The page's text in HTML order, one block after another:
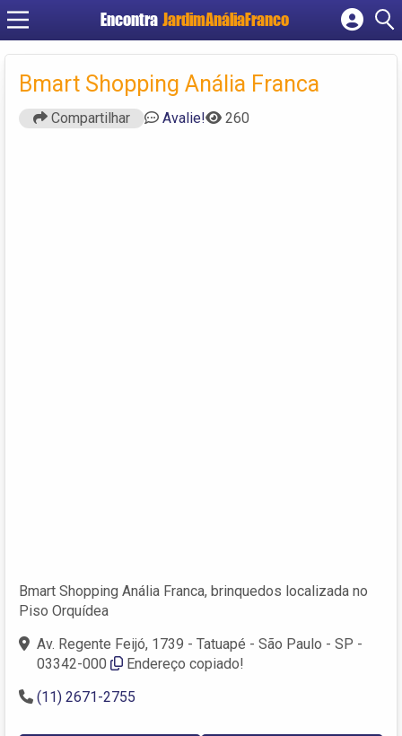
Encontra JardimAnáliaFranco
Cadastrar empresa
Criar conta
Bmart Shopping Anália Franca
Compartilhar Avalie! 260
Bmart Shopping Anália Franca, brinquedos localizada no
Piso Orquídea
Av. Regente Feijó, 1739 - Tatuapé - São Paulo - SP -
03342-000
Endereço copiado!
(11) 2671-2755